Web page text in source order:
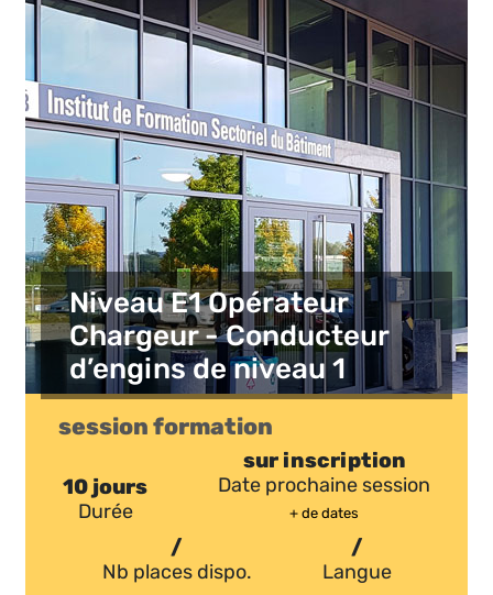
Niveau E1 Opérateur
Chargeur - Conducteur
d’engins de niveau 1
session formation
10 jours
Durée
sur inscription
Date prochaine session
+ de dates
/
Nb places dispo.
/
Langue